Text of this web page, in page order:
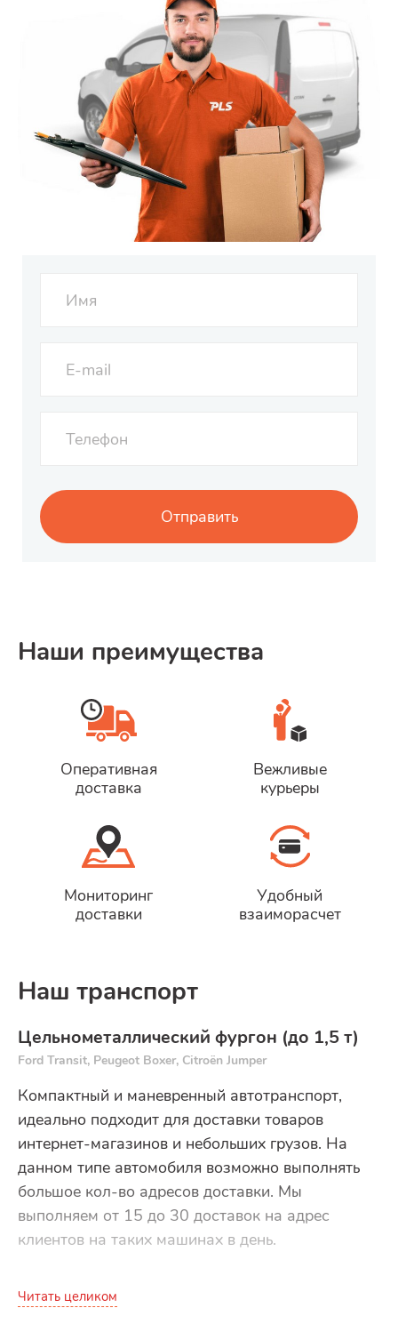
Наши преимущества
Оперативная
доставка
Вежливые
курьеры
Мониторинг
доставки
Удобный
взаиморасчет
Наш транспорт
Цельнометаллический фургон (до 1,5 т)
Ford Transit, Peugeot Boxer, Citroёn Jumper
Компактный и маневренный автотранспорт,
идеально подходит для доставки товаров
интернет-магазинов и небольших грузов. На
данном типе автомобиля возможно выполнять
большое кол-во адресов доставки. Мы
выполняем от 15 до 30 доставок на адрес
клиентов на таких машинах в день.
Читать целиком